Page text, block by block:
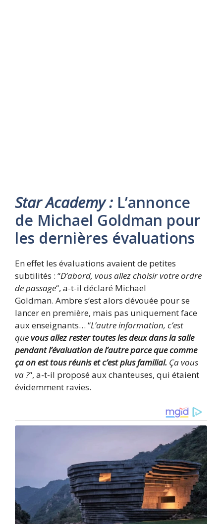
Star Academy : L’annonce
de Michael Goldman pour
les dernières évaluations
En effet les évaluations avaient de petites
subtilités : “D’abord, vous allez choisir votre ordre
de passage“, a-t-il déclaré Michael
Goldman. Ambre s’est alors dévouée pour se
lancer en première, mais pas uniquement face
aux enseignants… “L’autre information, c’est
quevous allez rester toutes les deux dans la salle
pendant l’évaluation de l’autre parce que comme
ça on est tous réunis et c’est plus familial. Ça vous
va ?“, a-t-il proposé aux chanteuses, qui étaient
évidemment ravies.